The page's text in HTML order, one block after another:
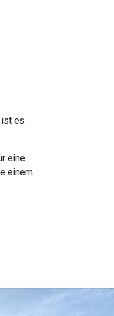
ist es
eine
einem